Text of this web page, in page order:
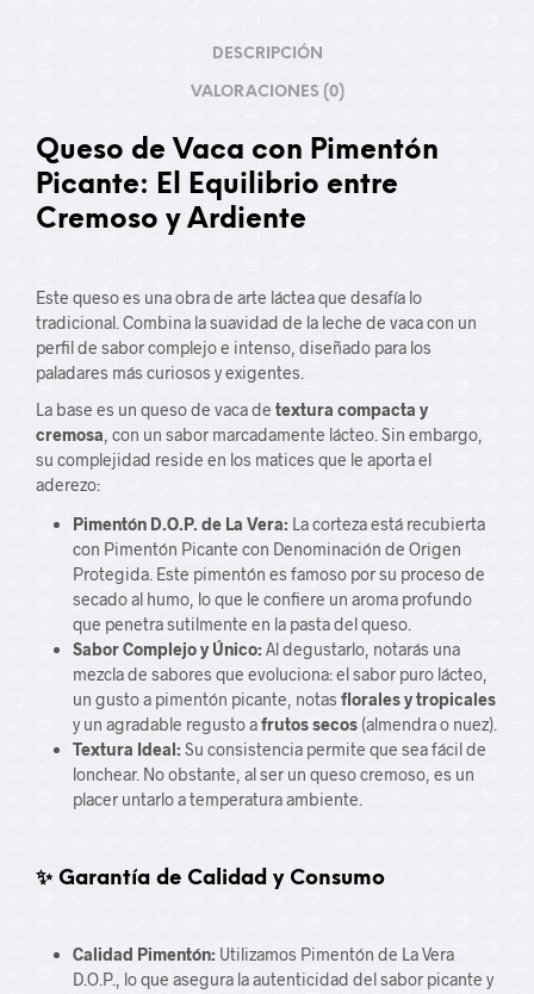
DESCRIPCIÓN
VALORACIONES (0)
Queso de Vaca con Pimentón
Picante: El Equilibrio entre
Cremoso y Ardiente
Este queso es una obra de arte láctea que desafía lo
tradicional. Combina la suavidad de la leche de vaca con un
perfil de sabor complejo e intenso, diseñado para los
paladares más curiosos y exigentes.
La base es un queso de vaca de textura compacta y
cremosa , con un sabor marcadamente lácteo. Sin embargo,
su complejidad reside en los matices que le aporta el
aderezo:
Pimentón D.O.P. de La Vera:La corteza está recubierta
con Pimentón Picante con Denominación de Origen
Protegida. Este pimentón es famoso por su proceso de
secado al humo, lo que le confiere un aroma profundo
que penetra sutilmente en la pasta del queso.
Sabor Complejo y Único:Al degustarlo, notarás una
mezcla de sabores que evoluciona: el sabor puro lácteo,
un gusto a pimentón picante, notas florales y tropicales
y un agradable regusto afrutos secos(almendra o nuez).
Textura Ideal:Su consistencia permite que sea fácil de
lonchear. No obstante, al ser un queso cremoso, es un
placer untarlo a temperatura ambiente.
✨ Garantía de Calidad y Consumo
Calidad Pimentón:Utilizamos Pimentón de La Vera
D.O.P., lo que asegura la autenticidad del sabor picante y